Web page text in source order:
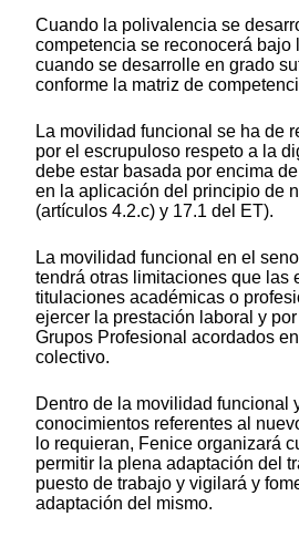
Cuando la polivalencia se
competencia se reconocerá
cuando se desarrolle en grado
conforme la matriz de
La movilidad funcional se ha de
por el escrupuloso respeto a la
debe estar basada por encima
en la aplicación del principio de
(artículos 4.2.c) y 17.1 del ET).
La movilidad funcional en el
tendrá otras limitaciones que las
titulaciones académicas o
ejercer la prestación laboral y
Grupos Profesional acordados
colectivo.
Dentro de la movilidad funcional
conocimientos referentes al
lo requieran, Fenice organizará
permitir la plena adaptación del
puesto de trabajo y vigilará y
adaptación del mismo.